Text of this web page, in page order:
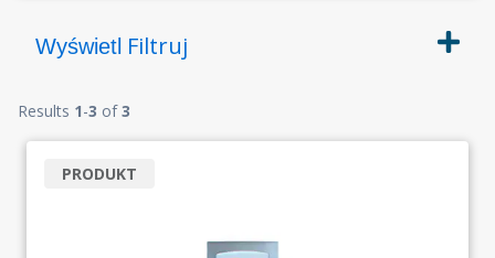
Wyświetl Filtruj
Results 1-3 of3
PRODUKT